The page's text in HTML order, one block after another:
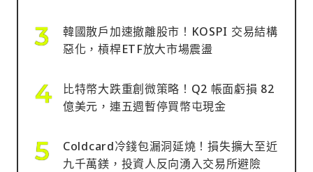
韓國散戶加速撤離股市！KOSPI 交易結構
惡化，槓桿ETF放大市場震盪
比特幣大跌重創微策略！Q2 帳面虧損 82
億美元，連五週暫停買幣屯現金
Coldcard冷錢包漏洞延燒！損失擴大至近
九千萬鎂，投資人反向湧入交易所避險